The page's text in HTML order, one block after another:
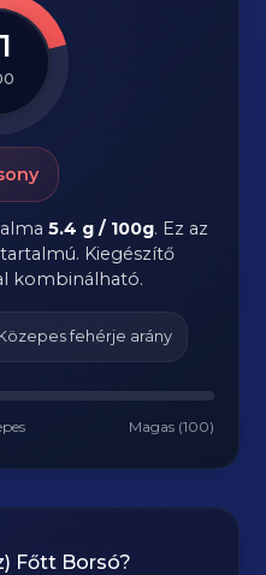
5.4 g / 100g. Ez az
Kiegészítő
kombinálható.
fehérje arány
Magas (100)
Főtt Borsó?